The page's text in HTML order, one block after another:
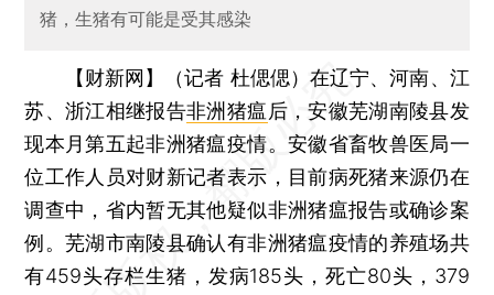
猪，生猪有可能是受其感染
【财新网】（记者 杜偲偲） 在辽宁、河南、江
苏、浙江相继报告非洲猪瘟后，安徽芜湖南陵县发
现本月第五起非洲猪瘟疫情。安徽省畜牧兽医局一
位工作人员对财新记者表示，目前病死猪来源仍在
调查中，省内暂无其他疑似非洲猪瘟报告或确诊案
例。芜湖市南陵县确认有非洲猪瘟疫情的养殖场共
有459头存栏生猪，发病185头，死亡80头，379